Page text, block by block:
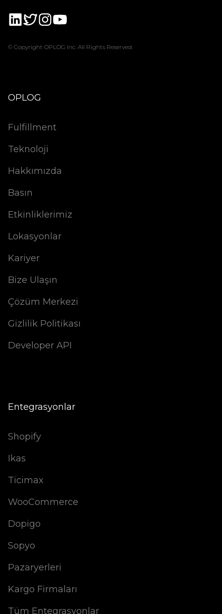
© Copyright OPLOG Inc. All Rights Reserved.
OPLOG
Fulfillment
Teknoloji
Hakkımızda
Basın
Etkinliklerimiz
Lokasyonlar
Kariyer
Bize Ulaşın
Çözüm Merkezi
Gizlilik Politikası
Developer API
Entegrasyonlar
Shopify
Ikas
Ticimax
WooCommerce
Dopigo
Sopyo
Pazaryerleri
Kargo Firmaları
Tüm Entegrasyonlar